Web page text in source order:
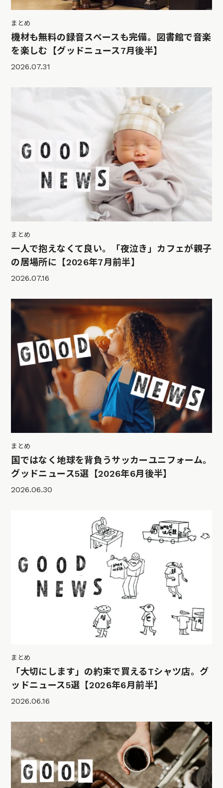
まとめ
機材も無料の録音スペースも完備。図書館で音楽
を楽しむ【グッドニュース7月後半】
2026.07.31
まとめ
一人で抱えなくて良い。「夜泣き」カフェが親子
の居場所に【2026年7月前半】
2026.07.16
まとめ
国ではなく地球を背負うサッカーユニフォーム。
グッドニュース5選【2026年6月後半】
2026.06.30
まとめ
「大切にします」の約束で買えるTシャツ店。グ
ッドニュース5選【2026年6月前半】
2026.06.16